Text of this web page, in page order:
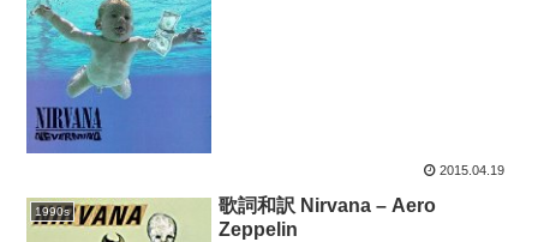
2015.04.19
1990s
歌詞和訳 Nirvana – Aero
Zeppelin